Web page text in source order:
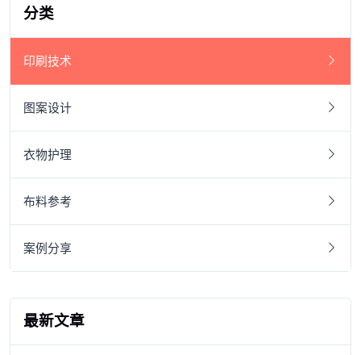
分类
印刷技术
图案设计
衣物护理
布料参考
案例分享
最新文章